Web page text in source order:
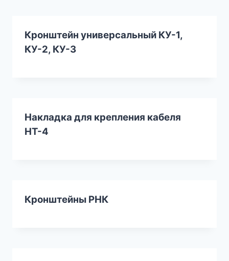
Кронштейн универсальный КУ-1,
КУ-2, КУ-3
Накладка для крепления кабеля
НТ-4
Кронштейны РНК